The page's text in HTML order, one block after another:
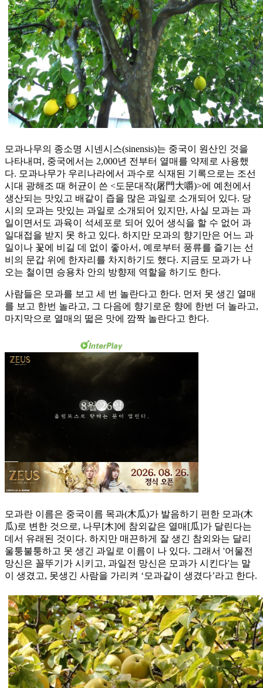
모과나무의 종소명 시넨시스(sinensis)는 중국이 원산인 것을
나타내며, 중국에서는 2,000년 전부터 열매를 약제로 사용했
다. 모과나무가 우리나라에서 과수로 식재된 기록으로는 조선
시대 광해조 때 허균이 쓴 <도문대작(屠門大嚼)>에 예천에서
생산되는 맛있고 배같이 즙을 많은 과일로 소개되어 있다. 당
시의 모과는 맛있는 과일로 소개되어 있지만, 사실 모과는 과
일이면서도 과육이 석세포로 되어 있어 생식을 할 수 없어 과
일대접을 받지 못 하고 있다. 하지만 모과의 향기만은 어느 과
일이나 꽃에 비길 데 없이 좋아서, 예로부터 풍류를 즐기는 선
비의 문갑 위에 한자리를 차지하기도 했다. 지금도 모과가 나
오는 철이면 승용차 안의 방향제 역할을 하기도 한다.
사람들은 모과를 보고 세 번 놀란다고 한다. 먼저 못 생긴 열매
를 보고 한번 놀라고, 그 다음에 향기로운 향에 한번 더 놀라고,
마지막으로 열매의 떫은 맛에 깜짝 놀란다고 한다.
모과란 이름은 중국이름 목과(木瓜)가 발음하기 편한 모과(木
瓜)로 변한 것으로, 나무[木]에 참외같은 열매[瓜]가 달린다는
데서 유래된 것이다. 하지만 매끈하게 잘 생긴 참외와는 달리
울퉁불퉁하고 못 생긴 과일로 이름이 나 있다. 그래서 '어물전
망신은 꼴뚜기가 시키고, 과일전 망신은 모과가 시킨다'는 말
이 생겼고, 못생긴 사람을 가리켜 ‘모과같이 생겼다’라고 한다.